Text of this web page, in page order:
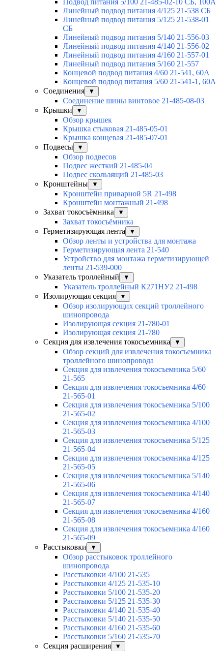
Подвод питания 5/100 21-485-02-10 СБ, 100А
Линейный подвод питания 4/125 21-538 СБ
Линейный подвод питания 5/125 21-538-01
СБ
Линейный подвод питания 5/140 21-556-03
Линейный подвод питания 4/140 21-556-02
Линейный подвод питания 4/160 21-557-01
Линейный подвод питания 5/160 21-557
Концевой подвод питания 4/60 21-541, 60А
Концевой подвод питания 5/60 21-541-1, 60А
Соединения
▼
Соединение шины винтовое 21-485-08-03
Крышки
▼
Обзор крышек
Крышка стыковая 21-485-05-01
Крышка концевая 21-485-07-01
Подвесы
▼
Обзор подвесов
Подвес жесткий 21-485-04
Подвес скользящий 21-485-03
Кронштейны
▼
Кронштейн приварной 5R 21-498
Кронштейн монтажный 21-498
Захват токосъёмника
▼
Захват токосъёмника
Герметизирующая лента
▼
Обзор ленты и устройства для монтажа
Герметизирующая лента 21-540
Устройство для монтажа герметизирующей
ленты 21-539-000
Указатель троллейный
▼
Указатель троллейный К271НУ2 21-498
Изолирующая секция
▼
Обзор изолирующих секций троллейного
шинопровода
Изолирующая секция 21-780-01
Изолирующая секция 21-780
Секция для извлечения токосъемника
▼
Обзор секций для извлечения токосъемника
троллейного шинопровода
Секция для извлечения токосъемника 5/60
21-565
Секция для извлечения токосъемника 4/60
21-565-01
Секция для извлечения токосъемника 5/100
21-565-02
Секция для извлечения токосъемника 4/100
21-565-03
Секция для извлечения токосъемника 5/125
21-565-04
Секция для извлечения токосъемника 4/125
21-565-05
Секция для извлечения токосъемника 5/140
21-565-06
Секция для извлечения токосъемника 4/140
21-565-07
Секция для извлечения токосъемника 4/160
21-565-08
Секция для извлечения токосъемника 4/160
21-565-09
Расстыковки
▼
Обзор расстыковок троллейного
шинопровода
Расстыковки 4/100 21-535
Расстыковки 4/125 21-535-10
Расстыковки 5/100 21-535-20
Расстыковки 5/125 21-535-30
Расстыковки 4/140 21-535-40
Расстыковки 5/140 21-535-50
Расстыковки 4/160 21-535-60
Расстыковки 5/160 21-535-70
Секция расширения
▼